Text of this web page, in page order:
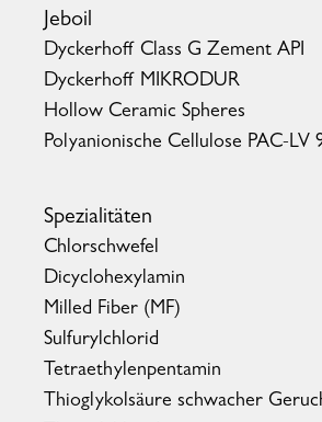
Jeboil
Dyckerhoff Class G Zement API
Dyckerhoff MIKRODUR
Hollow Ceramic Spheres
Polyanionische Cellulose PAC-LV
Spezialitäten
Chlorschwefel
Dicyclohexylamin
Milled Fiber (MF)
Sulfurylchlorid
Tetraethylenpentamin
Thioglykolsäure schwacher